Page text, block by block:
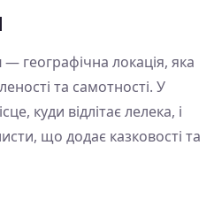
— географічна локація, яка
та самотності. У
куди відлітає лелека, і
що додає казковості та